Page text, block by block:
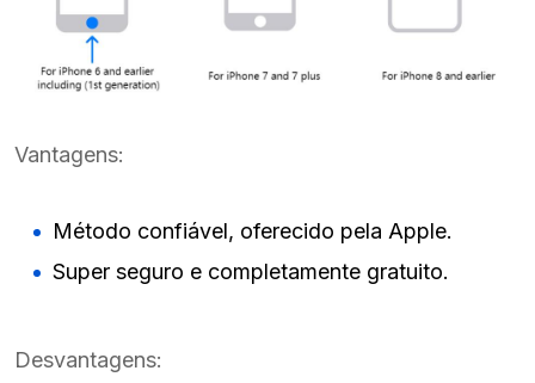
Vantagens:
Método confiável, oferecido pela Apple.
Super seguro e completamente gratuito.
Desvantagens: